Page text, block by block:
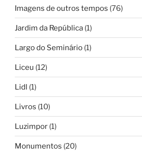
Imagens de outros tempos (76)
Jardim da República (1)
Largo do Seminário (1)
Liceu (12)
Lidl (1)
Livros (10)
Luzimpor (1)
Monumentos (20)